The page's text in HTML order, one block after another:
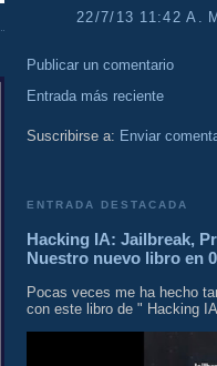
22/7/13 11:42 A.
Publicar un comentario
Entrada más reciente
Suscribirse a: Enviar
ENTRADA DESTACADA
Hacking IA: Jailbreak,
Nuestro nuevo libro en
Pocas veces me ha hecho
con este libro de " Hacking